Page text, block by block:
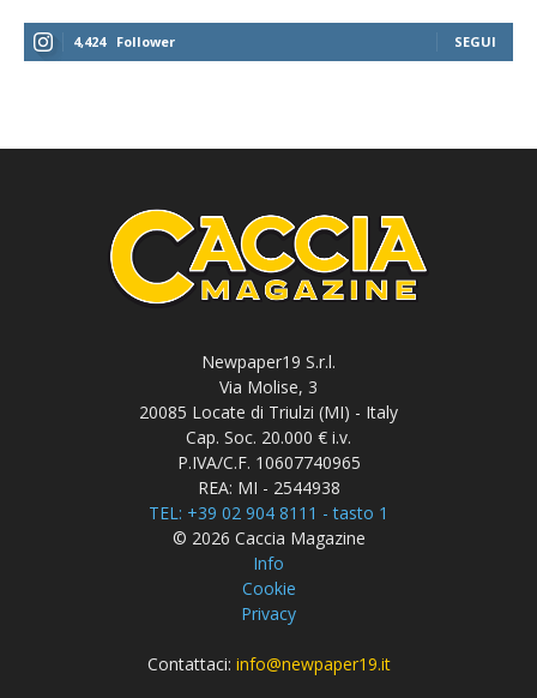
4,424 Follower SEGUI
Newpaper19 S.r.l.
Via Molise, 3
20085 Locate di Triulzi (MI) - Italy
Cap. Soc. 20.000 € i.v.
P.IVA/C.F. 10607740965
REA: MI - 2544938
TEL: +39 02 904 8111 - tasto 1
© 2026 Caccia Magazine
Info
Cookie
Privacy
Contattaci: info@newpaper19.it